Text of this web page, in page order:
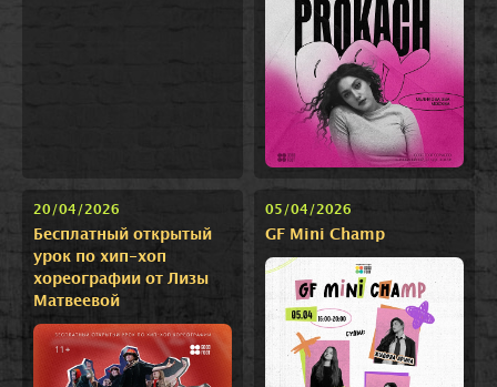
20/04/2026
Бесплатный открытый
урок по хип-хоп
хореографии от Лизы
Матвеевой
05/04/2026
GF Mini Champ